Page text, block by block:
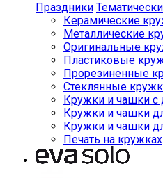
Праздники
Керамические
Металлические
Оригинальные
Пластиковые
Прорезиненные
Стеклянные
Кружки и чашки с
Кружки и чашки
Кружки и чашки
Печать на кружках